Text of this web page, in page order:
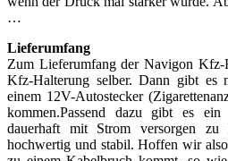
…
Lieferumfang
Zum Lieferumfang der Navigon Kfz-
Kfz-Halterung selber. Dann gibt es
einem 12V-Autostecker
kommen.Passend dazu gibt es
dauerhaft mit Strom versorgen
hochwertig und stabil. Hoffen wir